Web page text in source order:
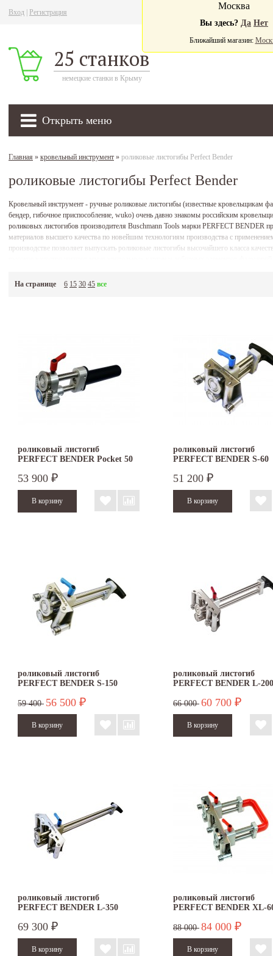
Вход Регистрация
25 станков
немецкие станки в Крыму
Открыть меню
Москва
Вы здесь? Да Нет
Ближайший магазин:
Главная » кровельный инструмент » роликовые листогибы Perfect Bender
роликовые листогибы Perfect Bender
Кровельный инструмент - ручные роликовые листогибы (известные кровельщикам
бендер, гибочное приспособление, wuko) очень давно знакомы российским
роликовых листогибов производителя Buschmann Tools марки PERFECT BENDER
материалов высшего качества по новейшим технологиям производства с
производстве позволяет выпускать роликовые листогибы высочайшего класса
350, disc roller s, disc roller xl, dxl-250, dxl-350 и другие. Выбирайте и заказывайте!
На странице 6 15 30 45 все
роликовый листогиб
PERFECT BENDER Pocket 50
53 900 ₽
роликовый листогиб
PERFECT BENDER S-60
51 200 ₽
роликовый листогиб
PERFECT BENDER S-150
59 400 56 500 ₽
роликовый листогиб
PERFECT BENDER L-200
66 000 60 700 ₽
роликовый листогиб
PERFECT BENDER L-350
69 300 ₽
роликовый листогиб
PERFECT BENDER XL-
88 000 84 000 ₽